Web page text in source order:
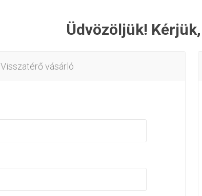
Üdvözöljük!
Visszatérő vásárló